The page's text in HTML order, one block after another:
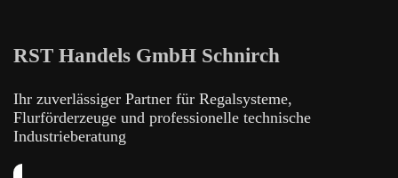
RST Handels GmbH Schnirch
Ihr zuverlässiger Partner für Regalsysteme,
Flurförderzeuge und professionelle technische
Industrieberatung